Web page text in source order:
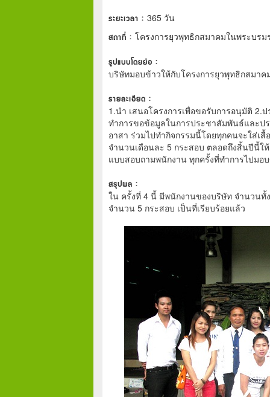
ระยะเวลา : 365 วัน
สถาที่ : โครงการยุวพุทธิกสมาคมในพระบร
รูปแบบโดยย่อ :
บริษัทมอบข้าวให้กับโครงการยุวพุทธิกสมา
รายละเอียด :
1.นำ เสนอโครงการเพื่อขอรับการอนุมัติ
ทำการขอข้อมูลในการประชาสัมพันธ์และป
อาสา ร่วมไปทำกิจกรรมนี้โดยทุกคนจะใส่เ
จำนวนเดือนละ 5 กระสอบ ตลอดถึงสิ้นปีนี้ใ
แบบสอบถามพนักงาน ทุกครั้งที่ทำการไปมอ
สรุปผล :
ใน ครั้งที่ 4 นี้ มีพนักงานของบริษัท จำนวนทั้
จำนวน 5 กระสอบ เป็นที่เรียบร้อยแล้ว